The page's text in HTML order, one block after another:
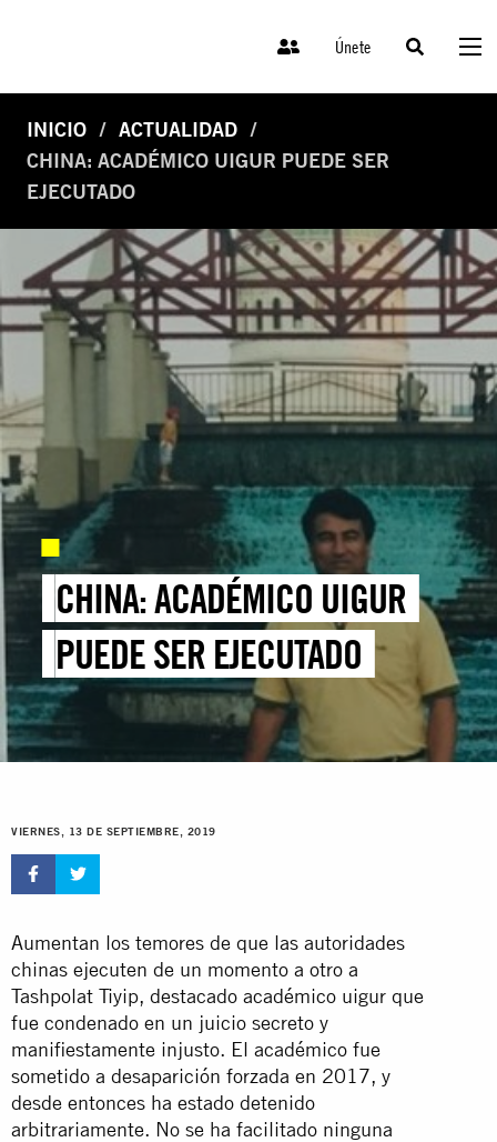
Únete
INICIO
ACTUALIDAD
CHINA: ACADÉMICO UIGUR PUEDE SER
EJECUTADO
CHINA: ACADÉMICO UIGUR
PUEDE SER EJECUTADO
VIERNES, 13 DE SEPTIEMBRE, 2019
Aumentan los temores de que las autoridades
chinas ejecuten de un momento a otro a
Tashpolat Tiyip, destacado académico uigur que
fue condenado en un juicio secreto y
manifiestamente injusto. El académico fue
sometido a desaparición forzada en 2017, y
desde entonces ha estado detenido
arbitrariamente. No se ha facilitado ninguna